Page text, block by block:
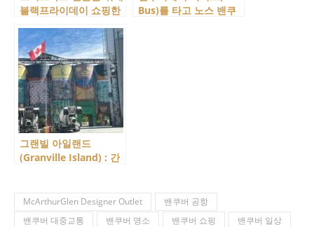
블랙프라이데이 쇼핑한
있다!)
Bus)를 타고 노스 밴쿠
그랜빌 아일랜드
(Granville Island) : 간
니다.
McArthurGlen Designer Outlet
밴쿠버 공항
밴쿠버 대중교통
밴쿠버 명소 밴쿠버 쇼핑
밴쿠버 일상